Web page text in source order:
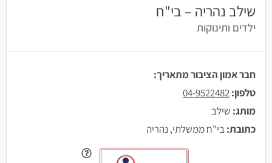
שילב נהריה – בי"ח
ילדים ותינוקות
חבר אמון הציבור מתאריך:
טלפון:04-9522482
מותג: שילב
כתובת:בי"ח ממשלתי, נהריה